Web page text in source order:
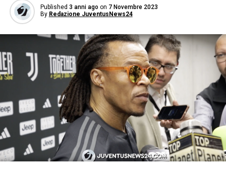
Published 3 anni ago on 7 Novembre 2023
By Redazione JuventusNews24